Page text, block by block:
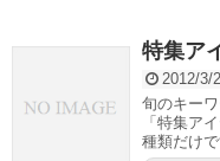
特集ア
2012/3/
旬のキー
「特集ア
種類だけ